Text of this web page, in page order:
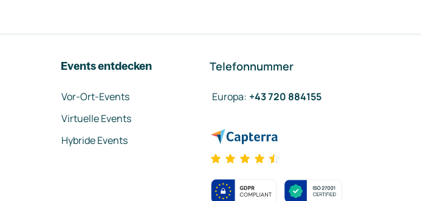
Events entdecken
Vor-Ort-Events
Virtuelle Events
Hybride Events
Telefonnummer
Europa: +43 720 884155